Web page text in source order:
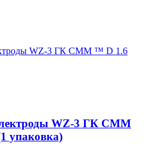
WZ-3 ГК СММ
упаковка)